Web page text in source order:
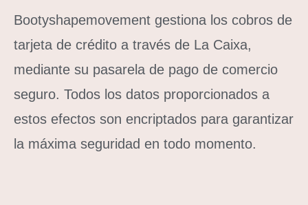
Bootyshapemovement gestiona los cobros de
tarjeta de crédito a través de La Caixa,
mediante su pasarela de pago de comercio
seguro. Todos los datos proporcionados a
estos efectos son encriptados para garantizar
la máxima seguridad en todo momento.